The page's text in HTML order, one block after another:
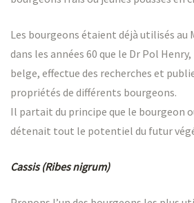
Les bourgeons étaient déjà utilisés au
dans les années 60 que le Dr Pol
belge, effectue des recherches et
propriétés de différents bourgeons.
Il partait du principe que le bourgeon
détenait tout le potentiel du futur
Cassis (Ribes nigrum)